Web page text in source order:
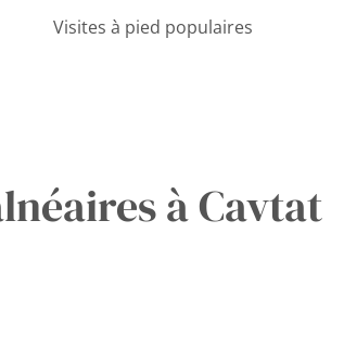
Visites à pied populaires
à Cavtat